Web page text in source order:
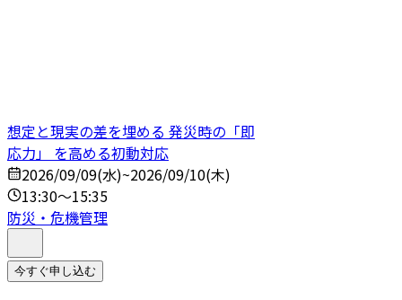
想定と現実の差を埋める 発災時の「即
応力」 を高める初動対応
2026/09/09(水)~2026/09/10(木)
13:30～15:35
防災・危機管理
今すぐ申し込む